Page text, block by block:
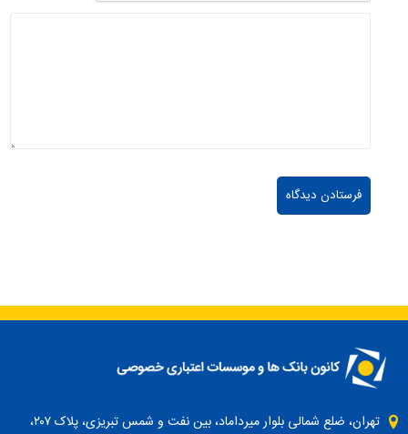
تهران، ضلع شمالی بلوار میرداماد، بین نفت و شمس تبریزی، پلاک ۲۰۷،